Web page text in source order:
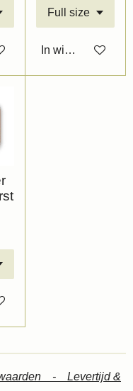
In winkelwagen
- Levertijd &